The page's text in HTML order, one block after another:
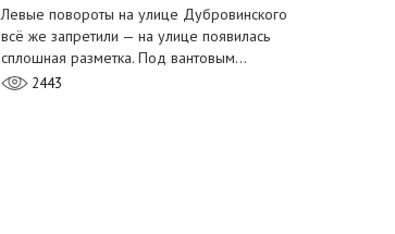
Левые повороты на улице Дубровинского
всё же запретили — на улице появилась
сплошная разметка. Под вантовым…
2443